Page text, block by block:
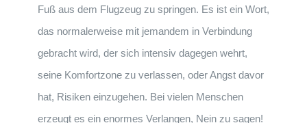
Fuß aus dem Flugzeug zu springen. Es ist ein Wort,
das normalerweise mit jemandem in Verbindung
gebracht wird, der sich intensiv dagegen wehrt,
seine Komfortzone zu verlassen, oder Angst davor
hat, Risiken einzugehen. Bei vielen Menschen
erzeugt es ein enormes Verlangen, Nein zu sagen!